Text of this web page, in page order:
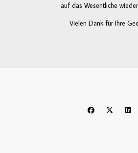
auf das Wesentliche
Vielen Dank für Ihre